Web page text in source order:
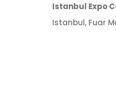
Istanbul Expo
Istanbul, Fuar